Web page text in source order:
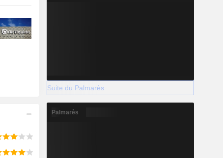
Suite du Palmarès
Palmarès